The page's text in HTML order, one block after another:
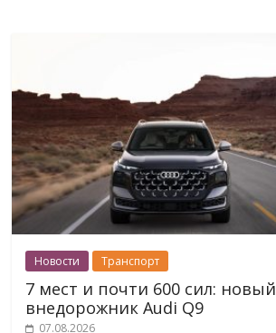
Новости Транспорт
7 мест и почти 600 сил: новый
внедорожник Audi Q9
07.08.2026